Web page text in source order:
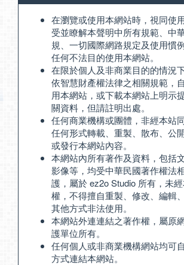
在瀏覽或使用本網站時，視同使
受並瞭解本聲明中所有規範、中
規、一切國際網路規定及使用慣
任何不法目的使用本網站。
在限於個人及非商業目的的情況
依智慧財產權法律之相關規範，
用本網站，或下載本網站上明示
關資料，但請註明出處。
任何商業機構或團體，非經本站
任何形式轉載、重製、散布、公
或發行本網站內容。
本網站內所有著作及資料，包括
影像等，均受中華民國著作權法
護，屬於 ez2o Studio 所有，未
權，不得擅自重製、修改、編輯
其他方式非法使用。
本網站外連連結之著作權，屬原
護單位所有。
任何個人或非商業機構網站均可
方式連結本網站。